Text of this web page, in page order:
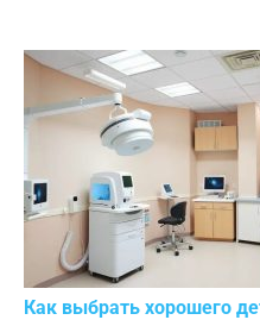
Как выбрать хорошего